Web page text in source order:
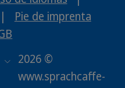
|
Pie de imprenta
2026 ©
www.sprachcaffe-